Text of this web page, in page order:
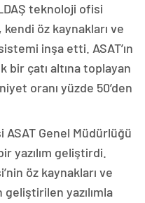
teknoloji ofisi
öz kaynakları ve
inşa etti. ASAT’ın
çatı altına toplayan
oranı yüzde 50’den
Genel Müdürlüğü
yazılım geliştirdi.
öz kaynakları ve
yazılımla